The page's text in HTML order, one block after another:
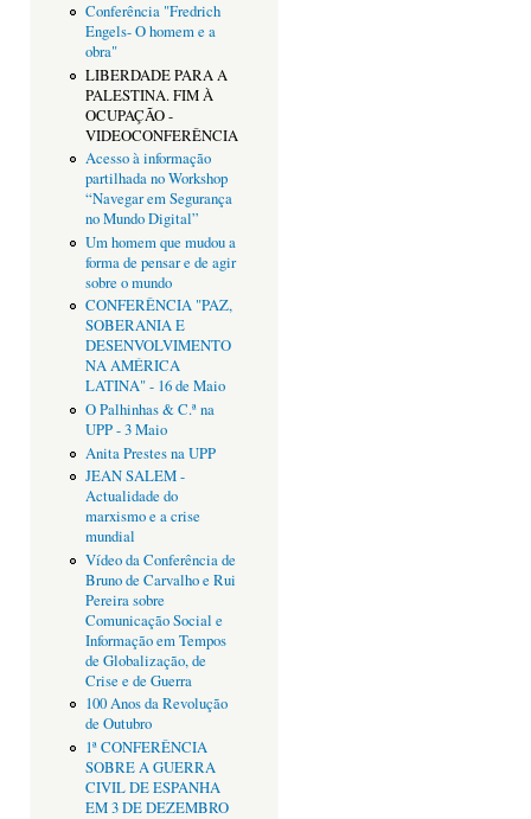
Conferência "Fredrich
Engels- O homem e a
obra"
LIBERDADE PARA A
PALESTINA. FIM À
OCUPAÇÃO -
VIDEOCONFERÊNCIA
Acesso à informação
partilhada no Workshop
“Navegar em Segurança
no Mundo Digital”
Um homem que mudou a
forma de pensar e de agir
sobre o mundo
CONFERÊNCIA "PAZ,
SOBERANIA E
DESENVOLVIMENTO
NA AMÉRICA
LATINA" - 16 de Maio
O Palhinhas & C.ª na
UPP - 3 Maio
Anita Prestes na UPP
JEAN SALEM -
Actualidade do
marxismo e a crise
mundial
Vídeo da Conferência de
Bruno de Carvalho e Rui
Pereira sobre
Comunicação Social e
Informação em Tempos
de Globalização, de
Crise e de Guerra
100 Anos da Revolução
de Outubro
1ª CONFERÊNCIA
SOBRE A GUERRA
CIVIL DE ESPANHA
EM 3 DE DEZEMBRO